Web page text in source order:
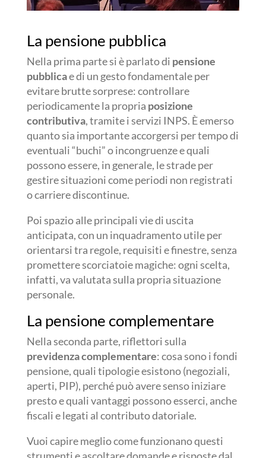
La pensione pubblica
Nella prima parte si è parlato di pensione
pubblicae di un gesto fondamentale per
evitare brutte sorprese: controllare
periodicamente la propria posizione
contributiva, tramite i servizi INPS. È emerso
quanto sia importante accorgersi per tempo di
eventuali “buchi” o incongruenze e quali
possono essere, in generale, le strade per
gestire situazioni come periodi non registrati
o carriere discontinue.
Poi spazio alle principali vie di uscita
anticipata, con un inquadramento utile per
orientarsi tra regole, requisiti e finestre, senza
promettere scorciatoie magiche: ogni scelta,
infatti, va valutata sulla propria situazione
personale.
La pensione complementare
Nella seconda parte, riflettori sulla
previdenza complementare: cosa sono i fondi
pensione, quali tipologie esistono (negoziali,
aperti, PIP), perché può avere senso iniziare
presto e quali vantaggi possono esserci, anche
fiscali e legati al contributo datoriale.
Vuoi capire meglio come funzionano questi
strumenti e ascoltare domande e risposte dal